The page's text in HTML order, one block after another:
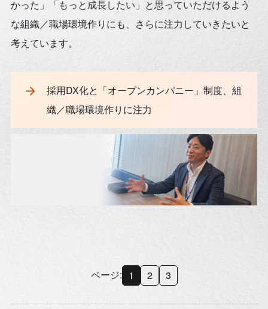
かった」「もっと成長したい」と思っていただけるよう
な組織／職場環境作りにも、さらに注力していきたいと
考えています。
採用DX化と「オープンカンパニー」制度、組
織／職場環境作りに注力
ページ: 1 2 3